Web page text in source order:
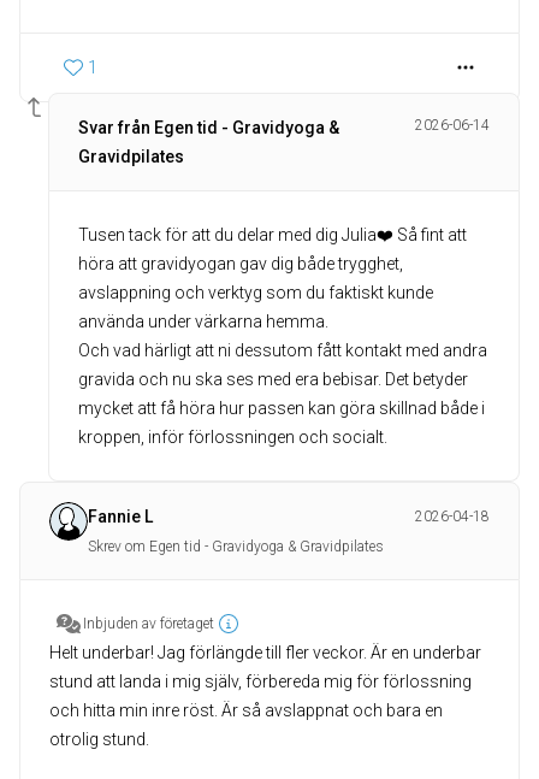
1
Svar från Egen tid - Gravidyoga &
Gravidpilates
2026-06-14
Tusen tack för att du delar med dig Julia❤️ Så fint att
höra att gravidyogan gav dig både trygghet,
avslappning och verktyg som du faktiskt kunde
använda under värkarna hemma.
Och vad härligt att ni dessutom fått kontakt med andra
gravida och nu ska ses med era bebisar. Det betyder
mycket att få höra hur passen kan göra skillnad både i
kroppen, inför förlossningen och socialt.
Fannie L
2026-04-18
Skrev om Egen tid - Gravidyoga & Gravidpilates
Inbjuden av företaget
Helt underbar! Jag förlängde till fler veckor. Är en underbar
stund att landa i mig själv, förbereda mig för förlossning
och hitta min inre röst. Är så avslappnat och bara en
otrolig stund.